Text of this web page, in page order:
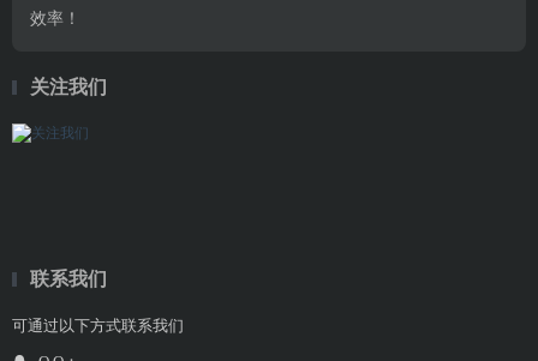
效率！
关注我们
联系我们
可通过以下方式联系我们